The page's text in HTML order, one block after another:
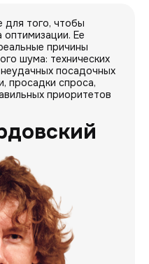
для того, чтобы
Ее
причины
шума: технических
посадочных
просадки спроса,
приоритетов